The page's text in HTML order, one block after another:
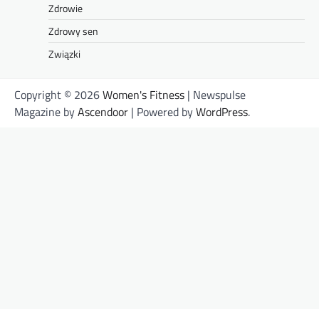
Zdrowie
Zdrowy sen
Związki
Copyright © 2026Women's Fitness | Newspulse
Magazine byAscendoor | Powered byWordPress.